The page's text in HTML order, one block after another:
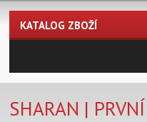
KATALOG ZBOŽÍ
SHARAN |